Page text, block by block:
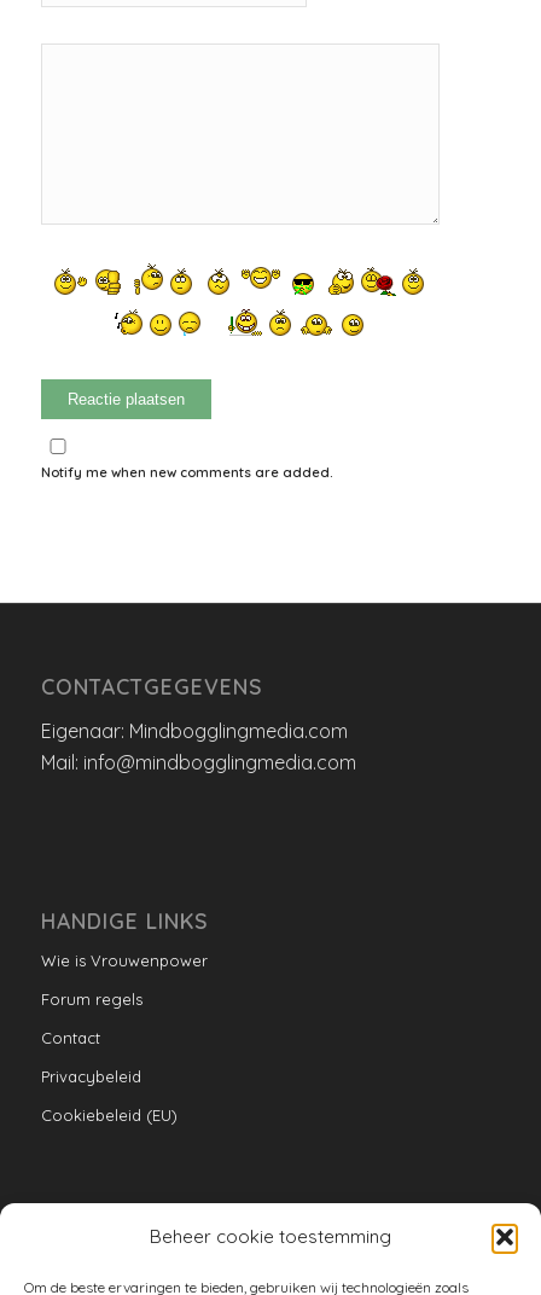
Beheer cookie toestemming
Om de beste ervaringen te bieden, gebruiken wij technologieën zoals
Notify me when new comments are added.
CONTACTGEGEVENS
Eigenaar: Mindbogglingmedia.com
Mail: info@mindbogglingmedia.com
HANDIGE LINKS
Wie is Vrouwenpower
Forum regels
Contact
Privacybeleid
Cookiebeleid (EU)